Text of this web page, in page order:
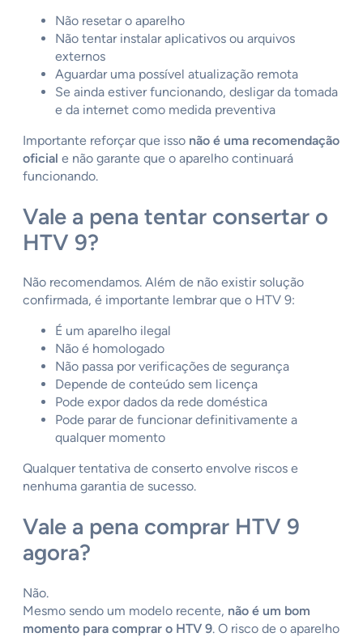
Não resetar o aparelho
Não tentar instalar aplicativos ou arquivos
externos
Aguardar uma possível atualização remota
Se ainda estiver funcionando, desligar da tomada
e da internet como medida preventiva
Importante reforçar que isso não é uma recomendação
oficial e não garante que o aparelho continuará
funcionando.
Vale a pena tentar consertar o
HTV 9?
Não recomendamos. Além de não existir solução
confirmada, é importante lembrar que o HTV 9:
É um aparelho ilegal
Não é homologado
Não passa por verificações de segurança
Depende de conteúdo sem licença
Pode expor dados da rede doméstica
Pode parar de funcionar definitivamente a
qualquer momento
Qualquer tentativa de conserto envolve riscos e
nenhuma garantia de sucesso.
Vale a pena comprar HTV 9
agora?
Não.
Mesmo sendo um modelo recente, não é um bom
momento para comprar o HTV 9. O risco de o aparelho